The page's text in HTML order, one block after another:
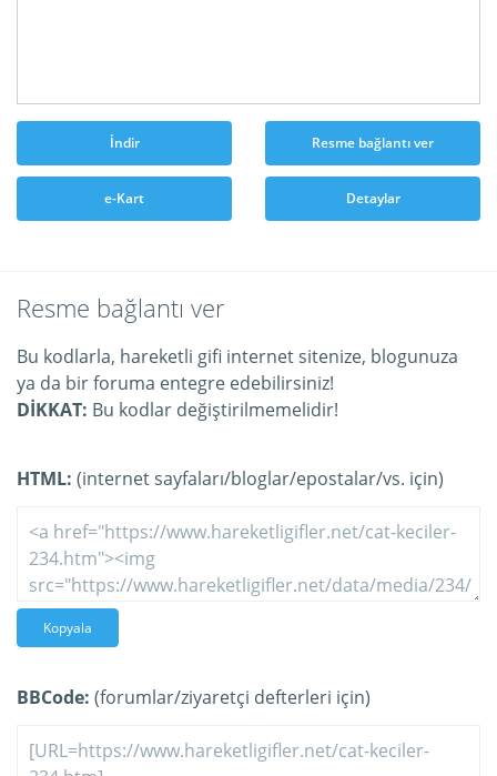
İndir Resme bağlantı ver
e-Kart Detaylar
Resme bağlantı ver
Bu kodlarla, hareketli gifi internet sitenize, blogunuza
ya da bir foruma entegre edebilirsiniz!
DİKKAT: Bu kodlar değiştirilmemelidir!
HTML: (internet sayfaları/bloglar/epostalar/vs. için)
Kopyala
BBCode: (forumlar/ziyaretçi defterleri için)